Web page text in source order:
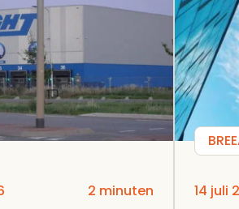
2 minuten 14 juli